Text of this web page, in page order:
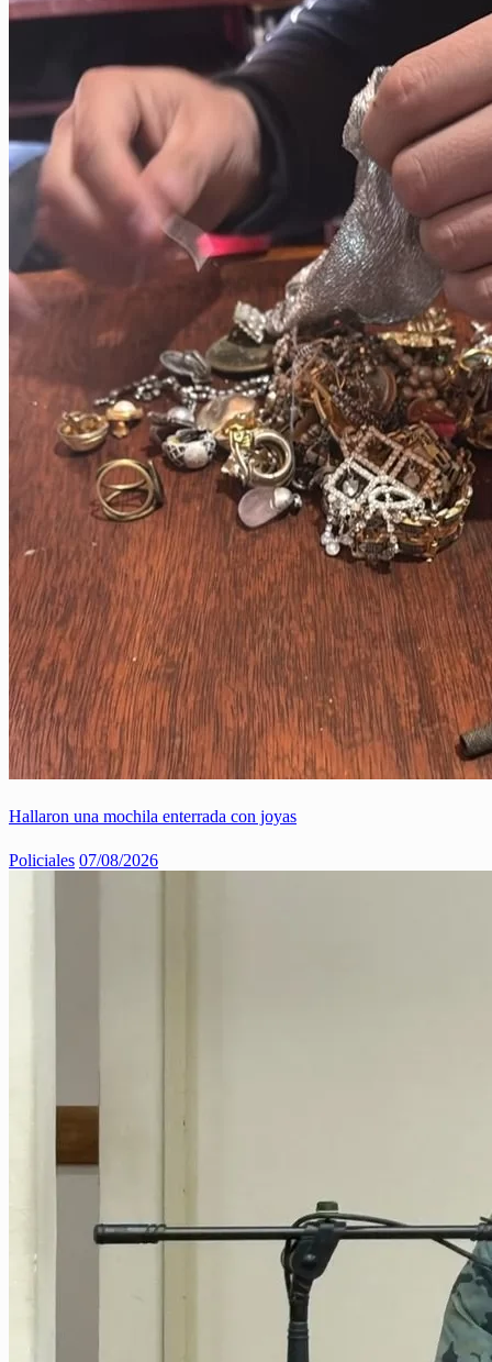
Hallaron una mochila enterrada con joyas
Policiales 07/08/2026